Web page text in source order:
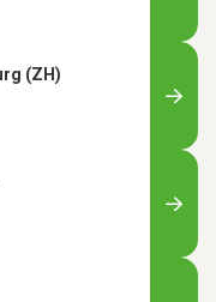
(ZH)